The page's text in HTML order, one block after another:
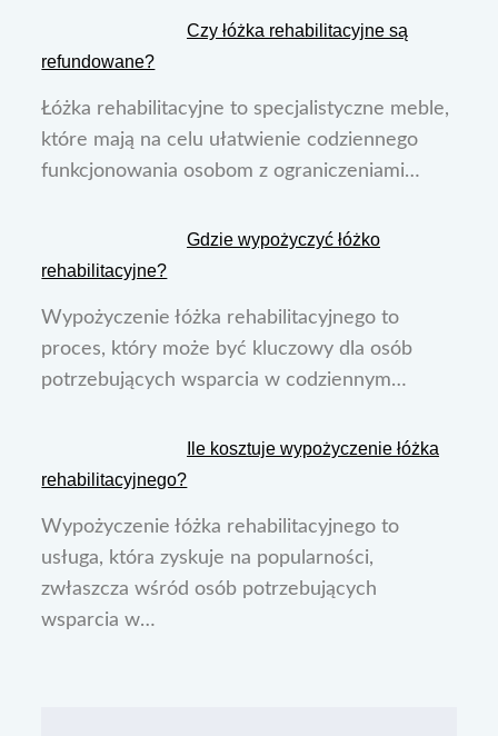
Czy łóżka rehabilitacyjne są
refundowane?
Łóżka rehabilitacyjne to specjalistyczne meble,
które mają na celu ułatwienie codziennego
funkcjonowania osobom z ograniczeniami…
Gdzie wypożyczyć łóżko
rehabilitacyjne?
Wypożyczenie łóżka rehabilitacyjnego to
proces, który może być kluczowy dla osób
potrzebujących wsparcia w codziennym…
Ile kosztuje wypożyczenie łóżka
rehabilitacyjnego?
Wypożyczenie łóżka rehabilitacyjnego to
usługa, która zyskuje na popularności,
zwłaszcza wśród osób potrzebujących
wsparcia w…